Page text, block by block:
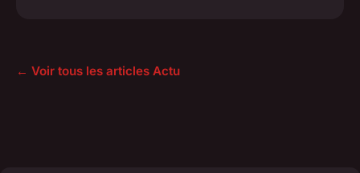
← Voir tous les articles Actu